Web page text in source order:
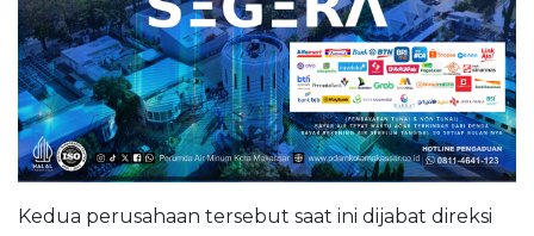
Kedua perusahaan tersebut saat ini dijabat direksi